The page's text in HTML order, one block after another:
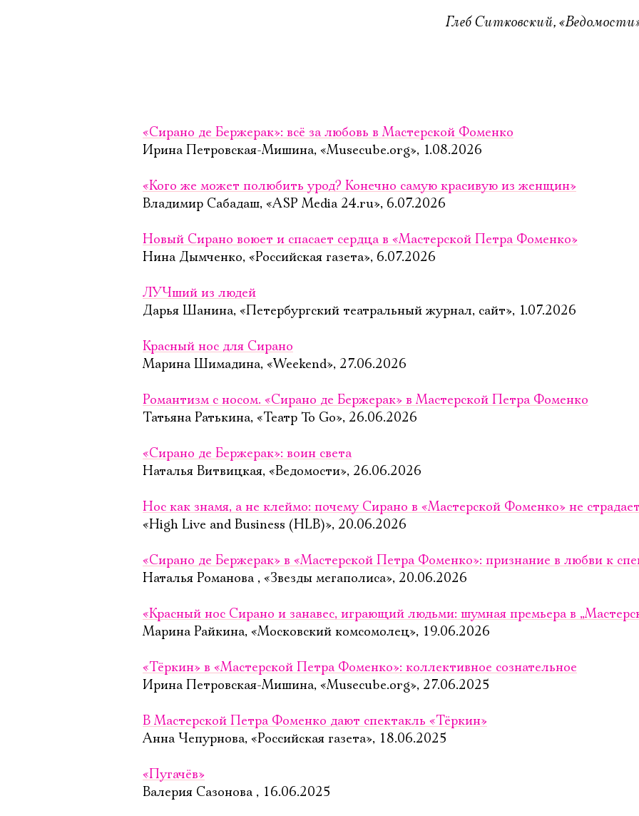
Глеб Ситковский,
«Сирано де Бержерак»: всё за любовь в Мастерской Фоменко
Ирина Петровская-Мишина, «Musecube.org», 1.08.2026
«Кого же может полюбить урод? Конечно самую красивую из женщин»
Владимир Сабадаш, «ASP Media 24.ru», 6.07.2026
Новый Сирано воюет и спасает сердца в «Мастерской Петра Фоменко»
Нина Дымченко, «Российская газета», 6.07.2026
ЛУЧший из людей
Дарья Шанина, «Петербургский театральный журнал, сайт», 1.07.2026
Красный нос для Сирано
Марина Шимадина, «Weekend», 27.06.2026
Романтизм с носом. «Сирано де Бержерак» в Мастерской Петра Фоменко
Татьяна Ратькина, «Театр To Go», 26.06.2026
«Сирано де Бержерак»: воин света
Наталья Витвицкая, «Ведомости», 26.06.2026
Нос как знамя, а не клеймо: почему Сирано в «Мастерской Фоменко» не
«High Live and Business (HLB)», 20.06.2026
«Сирано де Бержерак» в «Мастерской Петра Фоменко»: признание в любви к
Наталья Романова , «Звезды мегаполиса», 20.06.2026
«Красный нос Сирано и занавес, играющий людьми: шумная премьера в
Марина Райкина, «Московский комсомолец», 19.06.2026
«Тёркин» в «Мастерской Петра Фоменко»: коллективное сознательное
Ирина Петровская-Мишина, «Musecube.org», 27.06.2025
В Мастерской Петра Фоменко дают спектакль «Тёркин»
Анна Чепурнова, «Российская газета», 18.06.2025
«Пугачёв»
Валерия Сазонова , 16.06.2025